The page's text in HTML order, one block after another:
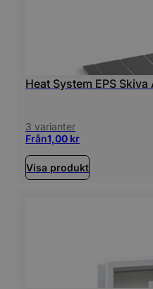
Heat System EPS Skiva
3 varianter
Från1,00 kr
Visa produkt